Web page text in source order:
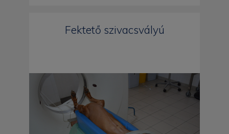
Fektető szivacsvályú